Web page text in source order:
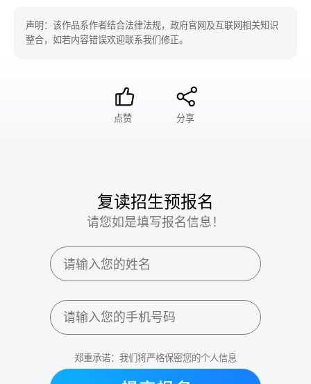
声明：该作品系作者结合法律法规，政府官网及互联网相关知识
整合，如若内容错误欢迎联系我们修正。
点赞 分享
复读招生预报名
请您如是填写报名信息！
郑重承诺：我们将严格保密您的个人信息